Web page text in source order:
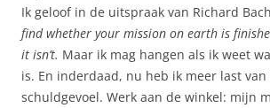
Ik geloof in de uitspraak van Richard
find whether your mission on earth is
it isn’t. Maar ik mag hangen als ik weet
is. En inderdaad, nu heb ik meer last
schuldgevoel. Werk aan de winkel: mijn